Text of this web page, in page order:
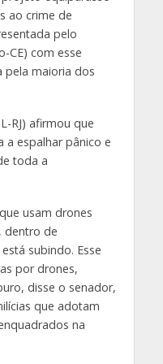
ao crime de
pelo
CE) com esse
maioria dos
RJ) afirmou que
a espalhar pânico e
toda a
usam drones
dentro de
subindo. Esse
por drones,
disse o senador,
que adotam
na